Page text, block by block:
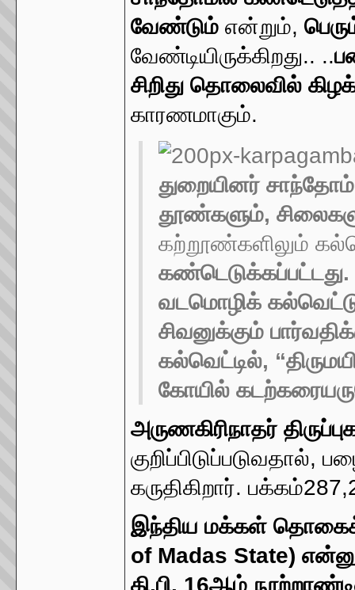
வேண்டும் என்றும்,
வேண்டியிருக்கிறது.. ..
சிறிது தொலைவில்
காரணமாகும்.
துறையினர் சாந்தோம்
தூண்களும்,
கற்றூண்களிலும்
கண்டெடுக்கப்பட்டது.
வடமொழிக் கல்வெட்டு
சிவனுக்கும்
கல்வெட்டில்,
கோயில்
அருணகிரிநாதர்
கருதிகிறார்.
இந்திய மக்கள் தொகைக்
of Madas State)
கி.பி. 16ஆம்